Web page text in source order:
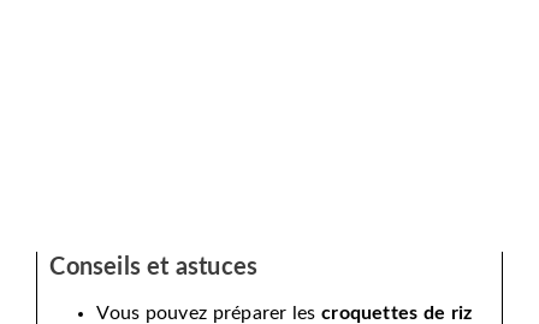
Conseils et astuces
Vous pouvez préparer lescroquettes de riz